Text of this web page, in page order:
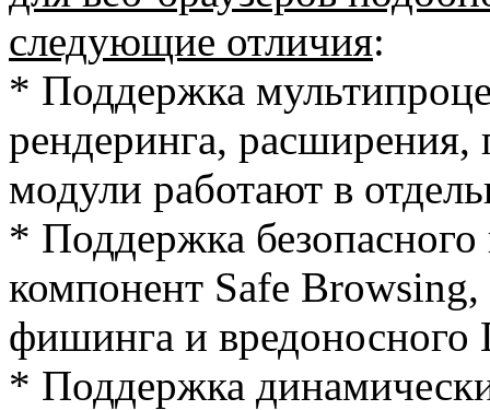
следующие отличия:
* Поддержка
рендеринга,
модули работают в
* Поддержка безопасного
компонент Safe
фишинга и
* Поддержка